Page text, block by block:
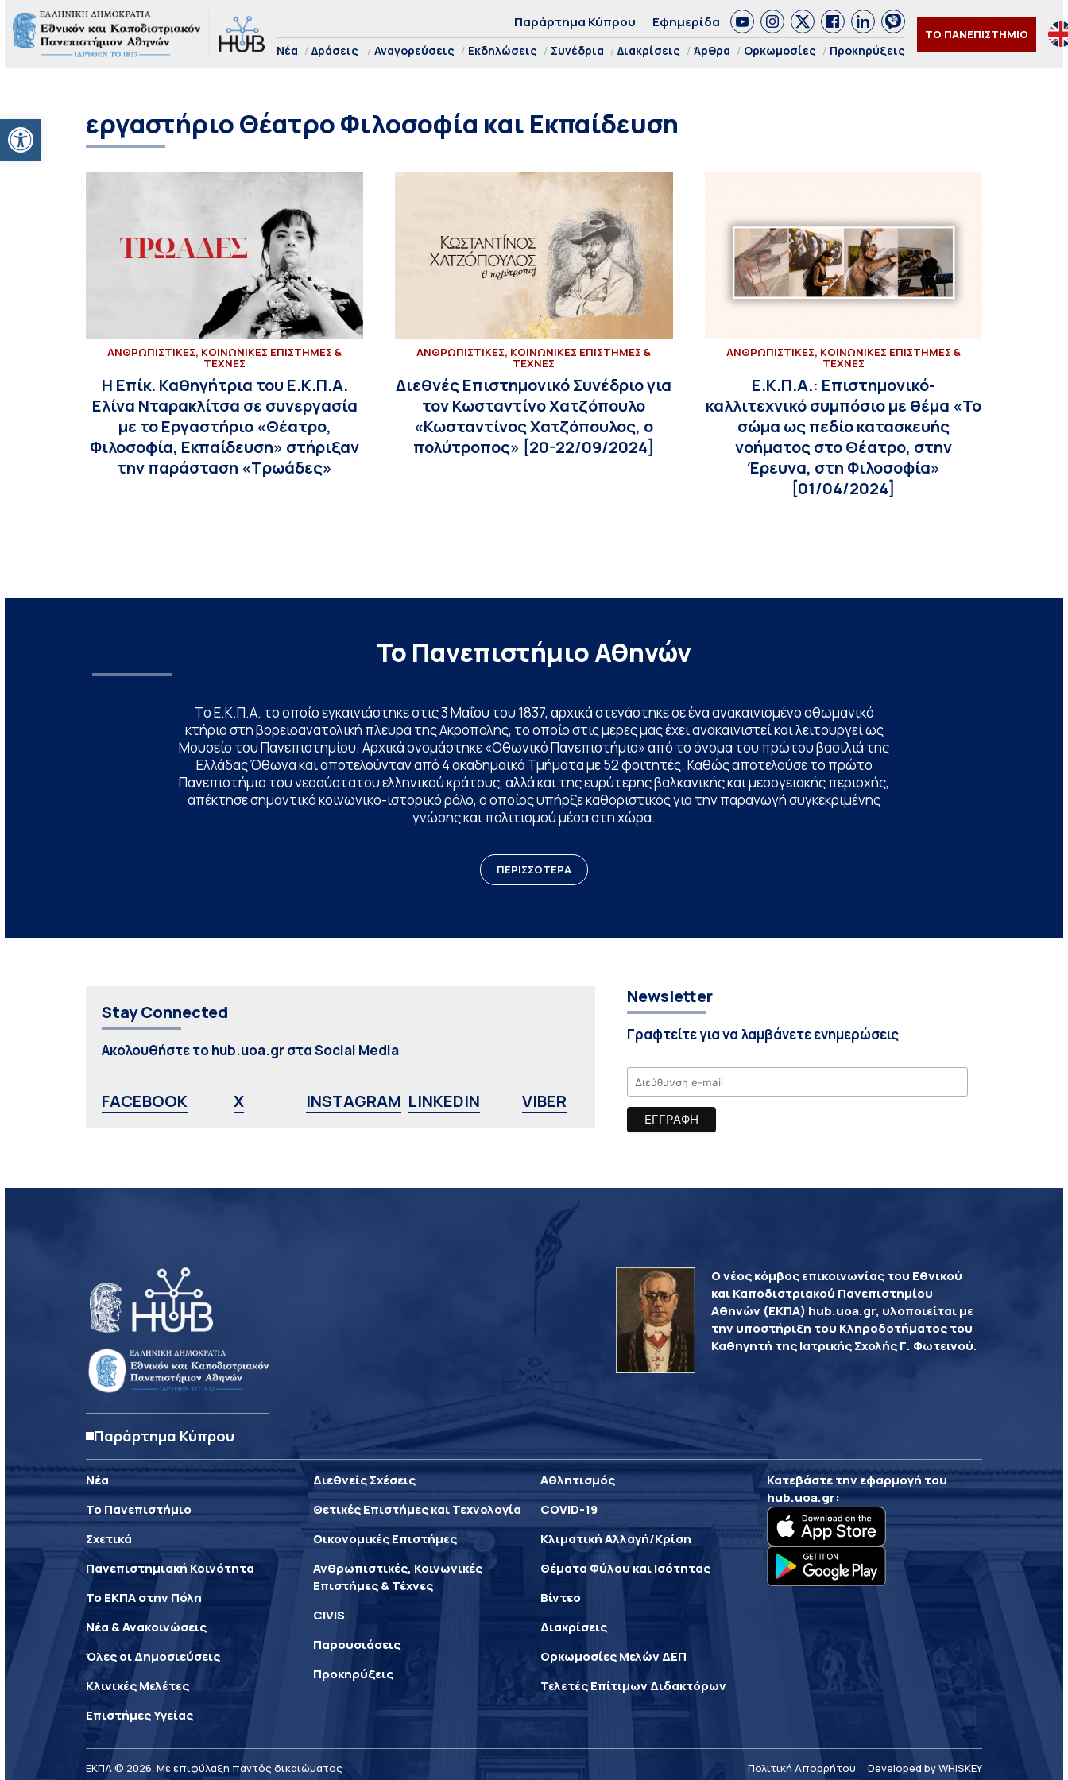
Ανοίξτε τη γραμμή εργαλείων
Παράρτημα Κύπρου Εφημερίδα
Νέα Δράσεις Αναγορεύσεις Εκδηλώσεις Συνέδρια Διακρίσεις Άρθρα Ορκωμοσίες Προκηρύξεις
ΤΟ ΠΑΝΕΠΙΣΤΗΜΙΟ
εργαστήριο Θέατρο Φιλοσοφία και Εκπαίδευση
ΑΝΘΡΩΠΙΣΤΙΚΕΣ, ΚΟΙΝΩΝΙΚΕΣ ΕΠΙΣΤΗΜΕΣ &
ΤΕΧΝΕΣ
Η Επίκ. Καθηγήτρια του Ε.Κ.Π.Α.
Ελίνα Νταρακλίτσα σε συνεργασία
με το Εργαστήριο «Θέατρο,
Φιλοσοφία, Εκπαίδευση» στήριξαν
την παράσταση «Τρωάδες»
ΑΝΘΡΩΠΙΣΤΙΚΕΣ, ΚΟΙΝΩΝΙΚΕΣ ΕΠΙΣΤΗΜΕΣ &
ΤΕΧΝΕΣ
Διεθνές Επιστημονικό Συνέδριο για
τον Κωσταντίνο Χατζόπουλο
«Κωσταντίνος Χατζόπουλος, ο
πολύτροπος» [20-22/09/2024]
ΑΝΘΡΩΠΙΣΤΙΚΕΣ, ΚΟΙΝΩΝΙΚΕΣ ΕΠΙΣΤΗΜΕΣ &
ΤΕΧΝΕΣ
Ε.Κ.Π.Α.: Επιστημονικό-
καλλιτεχνικό συμπόσιο με θέμα «Το
σώμα ως πεδίο κατασκευής
νοήματος στο Θέατρο, στην
Έρευνα, στη Φιλοσοφία»
[01/04/2024]
Το Πανεπιστήμιο Αθηνών
Το Ε.Κ.Π.Α. το οποίο εγκαινιάστηκε στις 3 Μαΐου του 1837, αρχικά στεγάστηκε σε ένα ανακαινισμένο οθωμανικό
κτήριο στη βορειοανατολική πλευρά της Ακρόπολης, το οποίο στις μέρες μας έχει ανακαινιστεί και λειτουργεί ως
Μουσείο του Πανεπιστημίου. Αρχικά ονομάστηκε «Οθωνικό Πανεπιστήμιο» από το όνομα του πρώτου βασιλιά της
Ελλάδας Όθωνα και αποτελούνταν από 4 ακαδημαϊκά Τμήματα με 52 φοιτητές. Καθώς αποτελούσε το πρώτο
Πανεπιστήμιο του νεοσύστατου ελληνικού κράτους, αλλά και της ευρύτερης βαλκανικής και μεσογειακής περιοχής,
απέκτησε σημαντικό κοινωνικο-ιστορικό ρόλο, ο οποίος υπήρξε καθοριστικός για την παραγωγή συγκεκριμένης
γνώσης και πολιτισμού μέσα στη χώρα.
ΠΕΡΙΣΣΟΤΕΡΑ
Stay Connected
Ακολουθήστε το hub.uoa.gr στα Social Media
FACEBOOK X INSTAGRAM LINKEDIN VIBER
Newsletter
Γραφτείτε για να λαμβάνετε ενημερώσεις
Παράρτημα Κύπρου
Ο νέος κόμβος επικοινωνίας του Εθνικού
και Καποδιστριακού Πανεπιστημίου
Αθηνών (ΕΚΠΑ) hub.uoa.gr, υλοποιείται με
την υποστήριξη του Κληροδοτήματος του
Καθηγητή της Ιατρικής Σχολής Γ. Φωτεινού.
Νέα
Το Πανεπιστήμιο
Σχετικά
Πανεπιστημιακή Κοινότητα
Το ΕΚΠΑ στην Πόλη
Νέα & Ανακοινώσεις
Όλες οι Δημοσιεύσεις
Κλινικές Μελέτες
Επιστήμες Υγείας
Διεθνείς Σχέσεις
Θετικές Επιστήμες και Τεχνολογία
Οικονομικές Επιστήμες
Ανθρωπιστικές, Κοινωνικές
Επιστήμες & Τέχνες
CIVIS
Παρουσιάσεις
Προκηρύξεις
Αθλητισμός
COVID-19
Κλιματική Αλλαγή/Κρίση
Θέματα Φύλου και Ισότητας
Βίντεο
Διακρίσεις
Ορκωμοσίες Μελών ΔΕΠ
Τελετές Επίτιμων Διδακτόρων
Κατεβάστε την εφαρμογή του
hub.uoa.gr:
ΕΚΠΑ © 2026. Με επιφύλαξη παντός δικαιώματος Πολιτική Απορρήτου Developed by WHISKEY